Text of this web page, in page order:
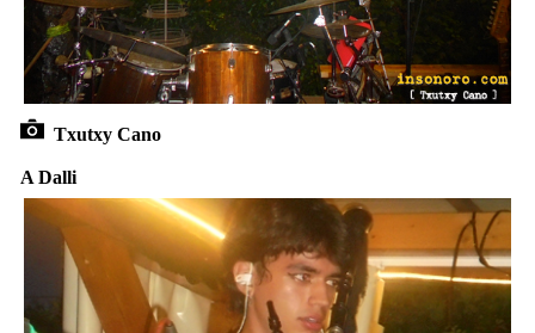
Txutxy Cano
A Dalli